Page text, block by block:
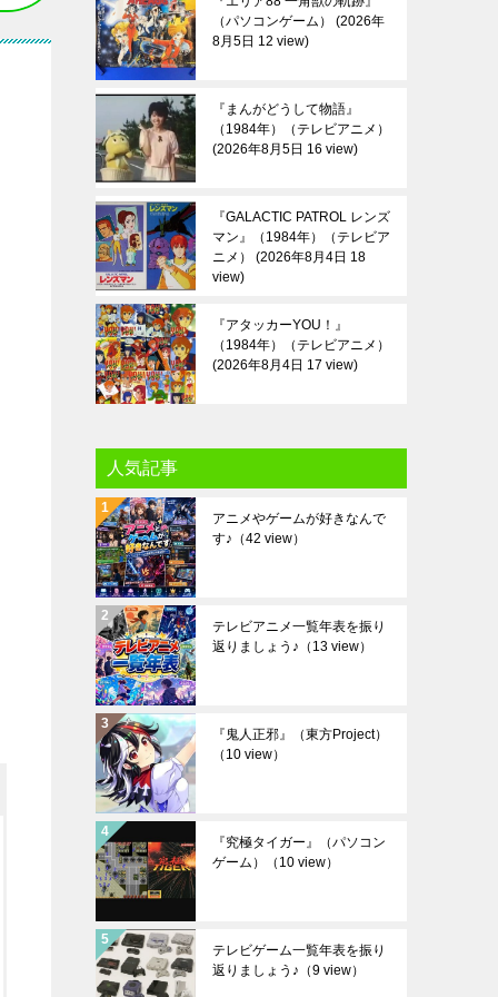
（パソコンゲーム）
2026年
8月5日 12 view
『まんがどうして物語』
（1984年）（テレビアニメ）
2026年8月5日 16 view
『GALACTIC PATROL レンズ
マン』（1984年）（テレビア
ニメ）
2026年8月4日 18
view
『アタッカーYOU！』
（1984年）（テレビアニメ）
2026年8月4日 17 view
人気記事
アニメやゲームが好きなんで
す♪ （42 view）
テレビアニメ一覧年表を振り
返りましょう♪ （13 view）
『鬼人正邪』（東方Project）
（10 view）
『究極タイガー』（パソコン
ゲーム）
（10 view）
テレビゲーム一覧年表を振り
返りましょう♪ （9 view）